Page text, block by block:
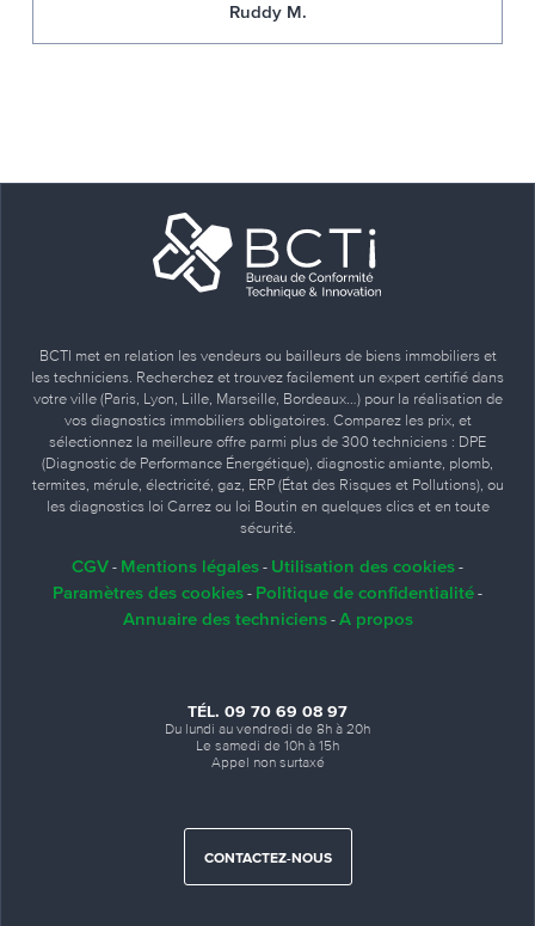
Ruddy M.
BCTI met en relation les vendeurs ou bailleurs de biens immobiliers et
les techniciens. Recherchez et trouvez facilement un expert certifié dans
votre ville (Paris, Lyon, Lille, Marseille, Bordeaux…) pour la réalisation de
vos diagnostics immobiliers obligatoires. Comparez les prix, et
sélectionnez la meilleure offre parmi plus de 300 techniciens : DPE
(Diagnostic de Performance Énergétique), diagnostic amiante, plomb,
termites, mérule, électricité, gaz, ERP (État des Risques et Pollutions), ou
les diagnostics loi Carrez ou loi Boutin en quelques clics et en toute
sécurité.
CGV - Mentions légales - Utilisation des cookies -
Paramètres des cookies - Politique de confidentialité -
Annuaire des techniciens- A propos
TÉL. 09 70 69 08 97
Du lundi au vendredi de 8h à 20h
Le samedi de 10h à 15h
Appel non surtaxé
CONTACTEZ-NOUS